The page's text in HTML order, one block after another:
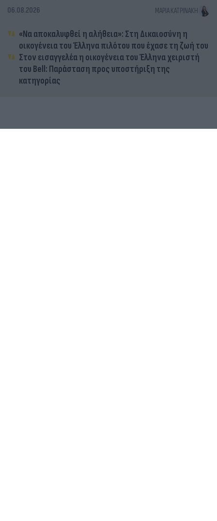
06.08.2026 ΜΑΡΊΑ ΚΑΤΡΙΝΆΚΗ
«Να αποκαλυφθεί η αλήθεια»: Στη Δικαιοσύνη η
οικογένεια του Έλληνα πιλότου που έχασε τη ζωή του
Στον εισαγγελέα η οικογένεια του Έλληνα χειριστή
του Bell: Παράσταση προς υποστήριξη της
κατηγορίας